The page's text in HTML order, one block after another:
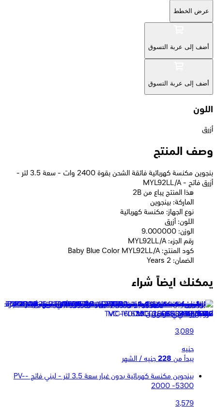
عرض الخطط
أضف إلى عربة التسوق
أضف إلى عربة التسوق
اللون
أزرق
وصف المنتج
بنجوين مكنسة كهربائية فائقة الشحن بقوة 2400 وات - سعة 3.5 لتر -
أزرق فاتح - MYL92LL/A
2B هذا المنتج يباع من
الماركة: بينجوين
نوع الجهاز: مكنسة كهربائية
اللون: أزرق
الوزن: 9.000000
رقم الجزء: MYL92LL/A
كود المنتج: Baby Blue Color MYL92LL/A
الضمان: 2 Years
يمكنك ايضاً شراء
بينجوين مكنسة كهربائية بدون غبار سعة 3.5 لتر - بنفسجى - PV-
2000 - 5317
3,089
جنيه
يبدأ من 228 جنيه / الشهر
بينجوين مكنسة كهربائية بدون غبار سعة 3.5 لتر - لبني فاتح -PV-
2000 -5300
3,579